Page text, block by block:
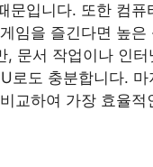
문입니다. 또한 컴퓨
임을 즐긴다면 높은
, 문서 작업이나 인터
로도 충분합니다. 마
교하여 가장 효율적